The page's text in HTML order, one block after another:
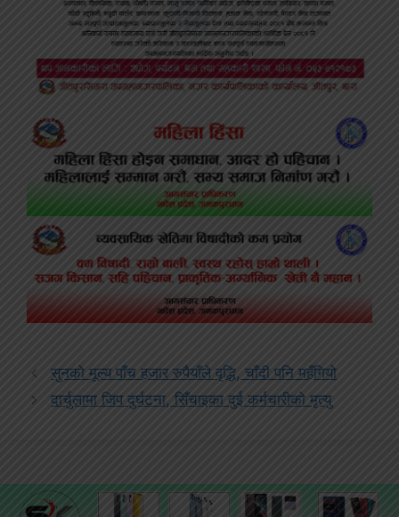
सुनको मूल्य पाँच हजार रुपैयाँले वृद्धि, चाँदी पनि महँगियो
दार्चुलामा जिप दुर्घटना, सिँचाइका दुई कर्मचारीको मृत्यु